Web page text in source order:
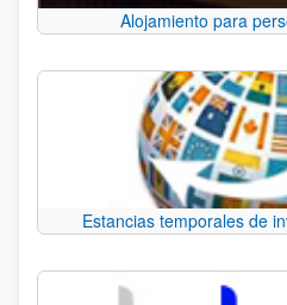
Alojamiento para
Estancias temporales de